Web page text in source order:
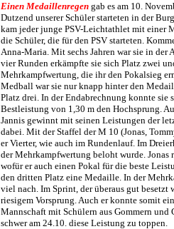
Einen Medaillenregen gab es am 10.
Dutzend unserer Schüler starteten in der
kam jeder junge PSV-Leichtathlet mit einer
die Schüler, die für den PSV starteten.
Anna-Maria. Mit sechs Jahren war sie in
vier Runden erkämpfte sie sich Platz zwei
Mehrkampfwertung, die ihr den Pokalsieg
Medball war sie nur knapp hinter den
Platz drei. In der Endabrechnung konnte
Bestleistung von 1,30 m den Hochsprung.
Jannis gewinnt mit seinen Leistungen der
dabei. Mit der Staffel der M 10 (Jonas,
er Vierter, wie auch im Rundenlauf. Im
der Mehrkampfwertung beloht wurde. Jonas
wofür er auch einen Pokal für die beste
den dritten Platz eine Medaille. In der
viel nach. Im Sprint, der überaus gut besetzt
riesigem Vorsprung. Auch er konnte somit
Mannschaft mit Schülern aus Gommern
schwer am 24.10. diese Leistung zu toppen.